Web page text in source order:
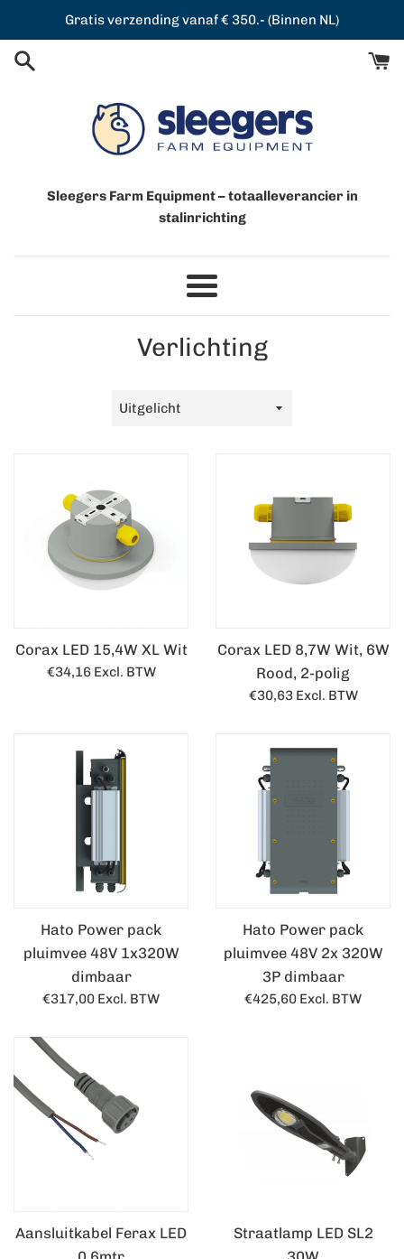
de
content
Gratis verzending vanaf € 350.- (Binnen NL)
Sleegers Farm Equipment – totaalleverancier in
stalinrichting
Menu
Verlichting
Sorteer
Corax LED 15,4W XL Wit
Normale
€34,16 Excl. BTW
Corax LED 8,7W Wit, 6W
Rood, 2-polig
Normale
€30,63 Excl. BTW
Hato Power pack
pluimvee 48V 1x320W
dimbaar
Normale
€317,00 Excl. BTW
Hato Power pack
pluimvee 48V 2x 320W
3P dimbaar
Normale
€425,60 Excl. BTW
Aansluitkabel Ferax LED
Straatlamp LED SL2